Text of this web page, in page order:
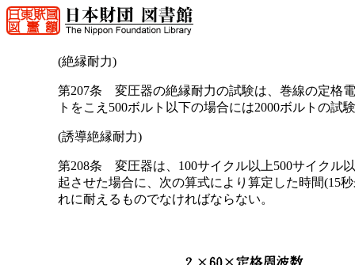
(絶縁耐力)
第207条 変圧器の絶縁耐力の試験は、巻線の定格
トをこえ500ボルト以下の場合には2000ボルトの試
(誘導絶縁耐力)
第208条 変圧器は、100サイクル以上500サイクル
起させた場合に、次の算式により算定した時間(15
れに耐えるものでなければならない。